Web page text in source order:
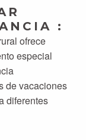
:
ofrece
especial
de vacaciones
diferentes